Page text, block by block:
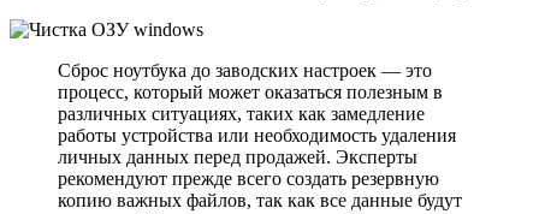
Сброс ноутбука до заводских настроек — это
процесс, который может оказаться полезным в
различных ситуациях, таких как замедление
работы устройства или необходимость удаления
личных данных перед продажей. Эксперты
рекомендуют прежде всего создать резервную
копию важных файлов, так как все данные будут